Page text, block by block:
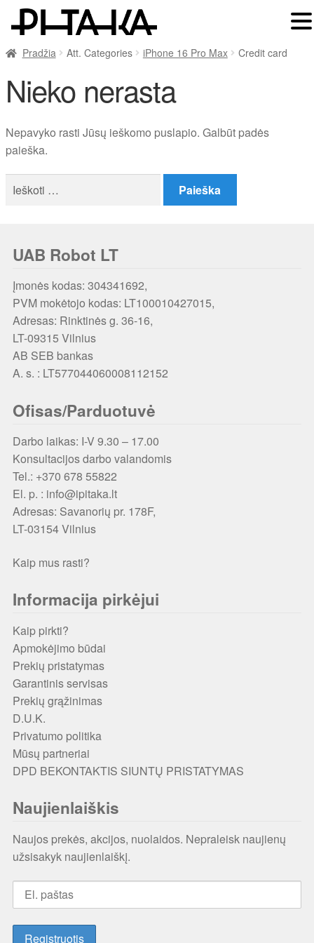
Pradžia Att. Categories iPhone 16 Pro Max Credit card
Nieko nerasta
Nepavyko rasti Jūsų ieškomo puslapio. Galbūt padės
paieška.
Ieškoti:
UAB Robot LT
Įmonės kodas: 304341692,
PVM mokėtojo kodas: LT100010427015,
Adresas: Rinktinės g. 36-16,
LT-09315 Vilnius
AB SEB bankas
A. s. : LT577044060008112152
Ofisas/Parduotuvė
Darbo laikas: I-V 9.30 – 17.00
Konsultacijos darbo valandomis
Tel.: +370 678 55822
El. p. : info@ipitaka.lt
Adresas: Savanorių pr. 178F,
LT-03154 Vilnius
Kaip mus rasti?
Informacija pirkėjui
Kaip pirkti?
Apmokėjimo būdai
Prekių pristatymas
Garantinis servisas
Prekių grąžinimas
D.U.K.
Privatumo politika
Mūsų partneriai
DPD BEKONTAKTIS SIUNTŲ PRISTATYMAS
Naujienlaiškis
Naujos prekės, akcijos, nuolaidos. Nepraleisk naujienų
užsisakyk naujienlaiškį.